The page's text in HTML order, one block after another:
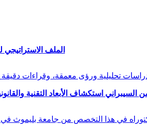
الملف الاستراتيجي
السيبراني استكشاف الأبعاد التقنية
في هذا التخصص من جامعة بليموث في